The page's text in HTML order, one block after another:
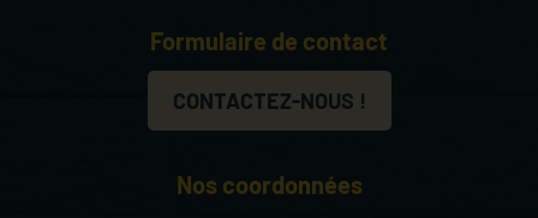
Formulaire de contact
CONTACTEZ-NOUS !
Nos coordonnées